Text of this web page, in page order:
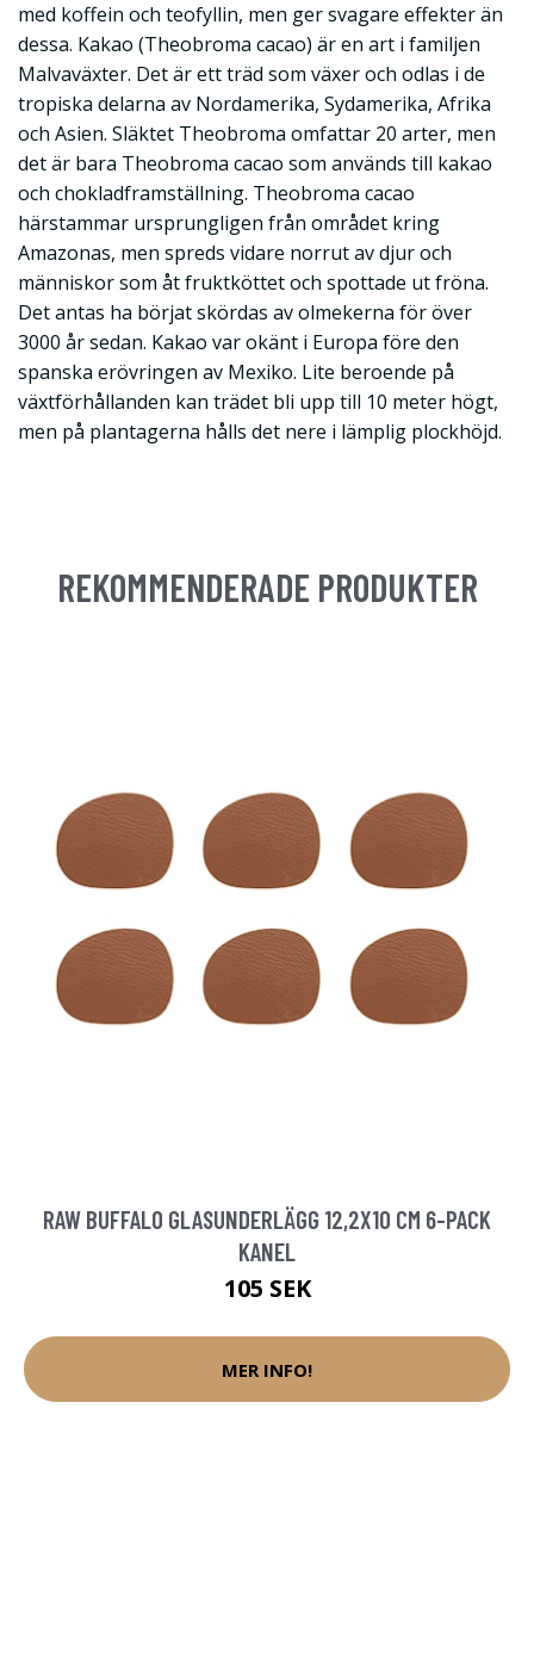
med koffein och teofyllin, men ger svagare effekter än
dessa. Kakao (Theobroma cacao) är en art i familjen
Malvaväxter. Det är ett träd som växer och odlas i de
tropiska delarna av Nordamerika, Sydamerika, Afrika
och Asien. Släktet Theobroma omfattar 20 arter, men
det är bara Theobroma cacao som används till kakao
och chokladframställning. Theobroma cacao
härstammar ursprungligen från området kring
Amazonas, men spreds vidare norrut av djur och
människor som åt fruktköttet och spottade ut fröna.
Det antas ha börjat skördas av olmekerna för över
3000 år sedan. Kakao var okänt i Europa före den
spanska erövringen av Mexiko. Lite beroende på
växtförhållanden kan trädet bli upp till 10 meter högt,
men på plantagerna hålls det nere i lämplig plockhöjd.
REKOMMENDERADE PRODUKTER
RAW BUFFALO GLASUNDERLÄGG 12,2X10 CM 6-PACK
KANEL
105 SEK
MER INFO!